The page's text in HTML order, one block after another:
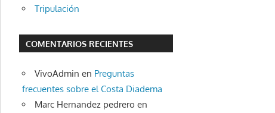
Tripulación
COMENTARIOS RECIENTES
VivoAdmin en Preguntas
frecuentes sobre el Costa Diadema
Marc Hernandez pedrero en